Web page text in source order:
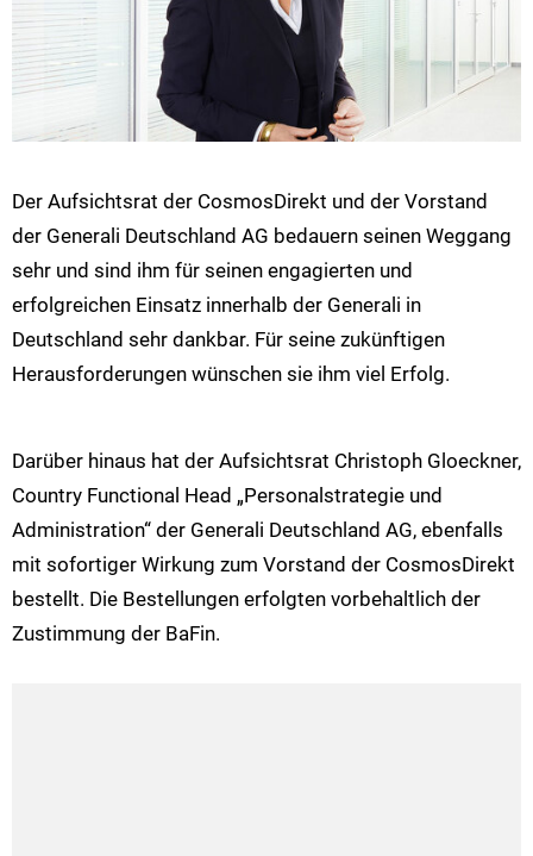
Der Aufsichtsrat der CosmosDirekt und der Vorstand
der Generali Deutschland AG bedauern seinen Weggang
sehr und sind ihm für seinen engagierten und
erfolgreichen Einsatz innerhalb der Generali in
Deutschland sehr dankbar. Für seine zukünftigen
Herausforderungen wünschen sie ihm viel Erfolg.
Darüber hinaus hat der Aufsichtsrat Christoph Gloeckner,
Country Functional Head „Personalstrategie und
Administration“ der Generali Deutschland AG, ebenfalls
mit sofortiger Wirkung zum Vorstand der CosmosDirekt
bestellt. Die Bestellungen erfolgten vorbehaltlich der
Zustimmung der BaFin.